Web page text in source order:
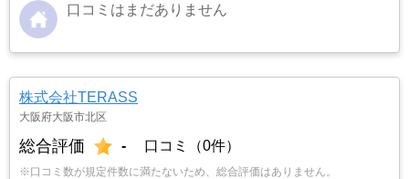
口コミはまだありません
株式会社TERASS
大阪府大阪市北区
総合評価 - 口コミ（0件）
※口コミ数が規定件数に満たないため、総合評価はありません。